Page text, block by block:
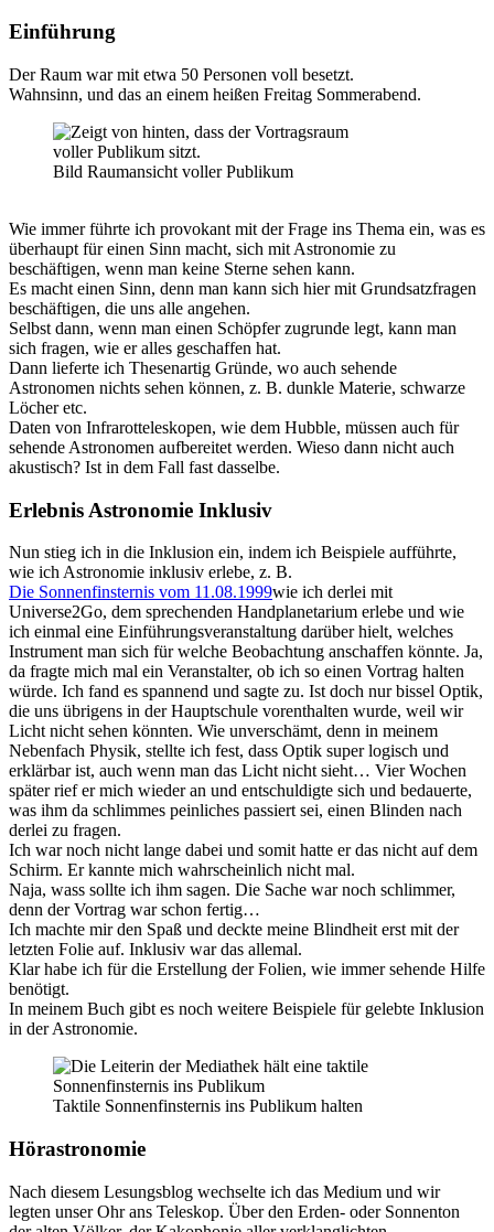
Einführung
Der Raum war mit etwa 50 Personen voll besetzt.
Wahnsinn, und das an einem heißen Freitag Sommerabend.
Bild Raumansicht voller Publikum
Wie immer führte ich provokant mit der Frage ins Thema ein, was es
überhaupt für einen Sinn macht, sich mit Astronomie zu
beschäftigen, wenn man keine Sterne sehen kann.
Es macht einen Sinn, denn man kann sich hier mit Grundsatzfragen
beschäftigen, die uns alle angehen.
Selbst dann, wenn man einen Schöpfer zugrunde legt, kann man
sich fragen, wie er alles geschaffen hat.
Dann lieferte ich Thesenartig Gründe, wo auch sehende
Astronomen nichts sehen können, z. B. dunkle Materie, schwarze
Löcher etc.
Daten von Infrarotteleskopen, wie dem Hubble, müssen auch für
sehende Astronomen aufbereitet werden. Wieso dann nicht auch
akustisch? Ist in dem Fall fast dasselbe.
Erlebnis Astronomie Inklusiv
Nun stieg ich in die Inklusion ein, indem ich Beispiele aufführte,
wie ich Astronomie inklusiv erlebe, z. B.
Die Sonnenfinsternis vom 11.08.1999wie ich derlei mit
Universe2Go, dem sprechenden Handplanetarium erlebe und wie
ich einmal eine Einführungsveranstaltung darüber hielt, welches
Instrument man sich für welche Beobachtung anschaffen könnte. Ja,
da fragte mich mal ein Veranstalter, ob ich so einen Vortrag halten
würde. Ich fand es spannend und sagte zu. Ist doch nur bissel Optik,
die uns übrigens in der Hauptschule vorenthalten wurde, weil wir
Licht nicht sehen könnten. Wie unverschämt, denn in meinem
Nebenfach Physik, stellte ich fest, dass Optik super logisch und
erklärbar ist, auch wenn man das Licht nicht sieht… Vier Wochen
später rief er mich wieder an und entschuldigte sich und bedauerte,
was ihm da schlimmes peinliches passiert sei, einen Blinden nach
derlei zu fragen.
Ich war noch nicht lange dabei und somit hatte er das nicht auf dem
Schirm. Er kannte mich wahrscheinlich nicht mal.
Naja, wass sollte ich ihm sagen. Die Sache war noch schlimmer,
denn der Vortrag war schon fertig…
Ich machte mir den Spaß und deckte meine Blindheit erst mit der
letzten Folie auf. Inklusiv war das allemal.
Klar habe ich für die Erstellung der Folien, wie immer sehende Hilfe
benötigt.
In meinem Buch gibt es noch weitere Beispiele für gelebte Inklusion
in der Astronomie.
Taktile Sonnenfinsternis ins Publikum halten
Hörastronomie
Nach diesem Lesungsblog wechselte ich das Medium und wir
legten unser Ohr ans Teleskop. Über den Erden- oder Sonnenton